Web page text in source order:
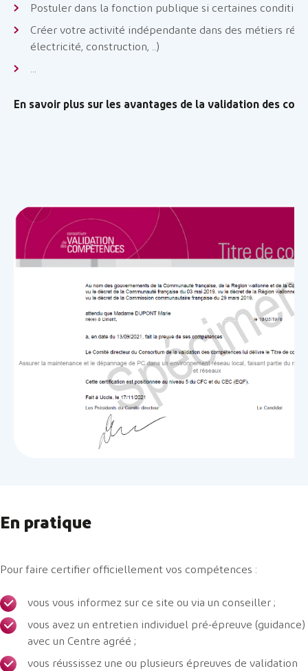
Postuler dans la fonction publique si certaines
Créer votre activité indépendante dans des métiers
électricité, construction, ..)
...
En savoir plus sur les avantages de la validation des
En pratique
Pour faire certifier officiellement vos compétences :
vous vous informez sur ce site ou via un conseiller ;
vous avez un entretien individuel pré-épreuve (guidance)
avec un Centre agréé ;
vous réussissez une ou plusieurs épreuves de validation